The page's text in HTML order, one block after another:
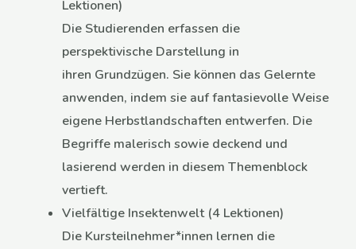
Lektionen)
Die Studierenden erfassen die
perspektivische Darstellung in
ihren Grundzügen. Sie können das Gelernte
anwenden, indem sie auf fantasievolle Weise
eigene Herbstlandschaften entwerfen. Die
Begriffe malerisch sowie deckend und
lasierend werden in diesem Themenblock
vertieft.
Vielfältige Insektenwelt (4 Lektionen)
Die Kursteilnehmer*innen lernen die